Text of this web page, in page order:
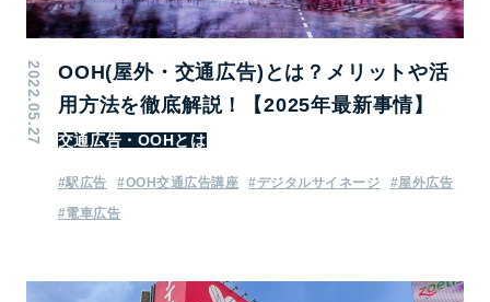
2022.05.27
OOH(屋外・交通広告)とは？メリットや活
用方法を徹底解説！【2025年最新事情】
交通広告・OOHとは
#駅広告 #OOH交通広告講座 #デジタルサイネージ
#屋外広告
#電車広告